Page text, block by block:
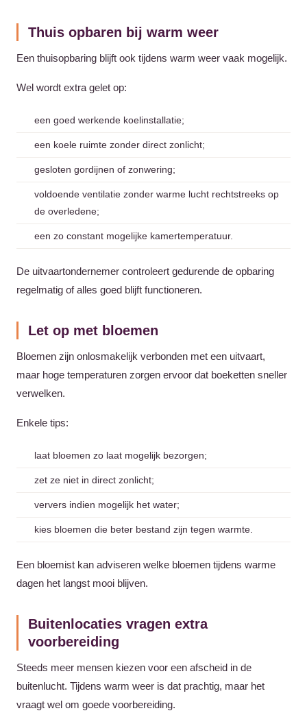
Thuis opbaren bij warm weer
Een thuisopbaring blijft ook tijdens warm weer vaak mogelijk.
Wel wordt extra gelet op:
een goed werkende koelinstallatie;
een koele ruimte zonder direct zonlicht;
gesloten gordijnen of zonwering;
voldoende ventilatie zonder warme lucht rechtstreeks op
de overledene;
een zo constant mogelijke kamertemperatuur.
De uitvaartondernemer controleert gedurende de opbaring
regelmatig of alles goed blijft functioneren.
Let op met bloemen
Bloemen zijn onlosmakelijk verbonden met een uitvaart,
maar hoge temperaturen zorgen ervoor dat boeketten sneller
verwelken.
Enkele tips:
laat bloemen zo laat mogelijk bezorgen;
zet ze niet in direct zonlicht;
ververs indien mogelijk het water;
kies bloemen die beter bestand zijn tegen warmte.
Een bloemist kan adviseren welke bloemen tijdens warme
dagen het langst mooi blijven.
Buitenlocaties vragen extra
voorbereiding
Steeds meer mensen kiezen voor een afscheid in de
buitenlucht. Tijdens warm weer is dat prachtig, maar het
vraagt wel om goede voorbereiding.